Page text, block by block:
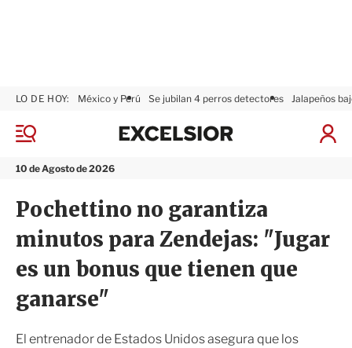
M
n
10 de Agosto de 2026
LO DE HOY: México y Perú Se jubilan 4 perros detectores Jalapeños
I
S
x
s
i
r
Pochettino no garantiza
minutos para Zendejas: "Jugar
es un bonus que tienen que
ganarse"
El entrenador de Estados Unidos asegura que los